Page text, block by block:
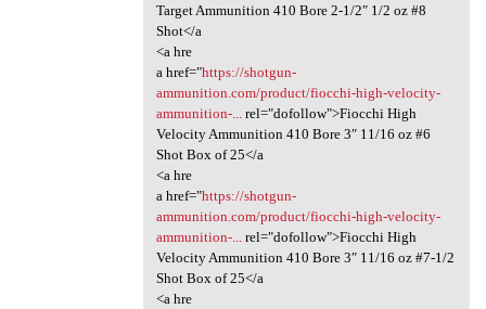
Target Ammunition 410 Bore 2-1/2″ 1/2 oz #8
Shot</a
<a hre
a href="https://shotgun-
ammunition.com/product/fiocchi-high-velocity-
ammunition-...rel="dofollow">Fiocchi High
Velocity Ammunition 410 Bore 3″ 11/16 oz #6
Shot Box of 25</a
<a hre
a href="https://shotgun-
ammunition.com/product/fiocchi-high-velocity-
ammunition-...rel="dofollow">Fiocchi High
Velocity Ammunition 410 Bore 3″ 11/16 oz #7-1/2
Shot Box of 25</a
<a hre